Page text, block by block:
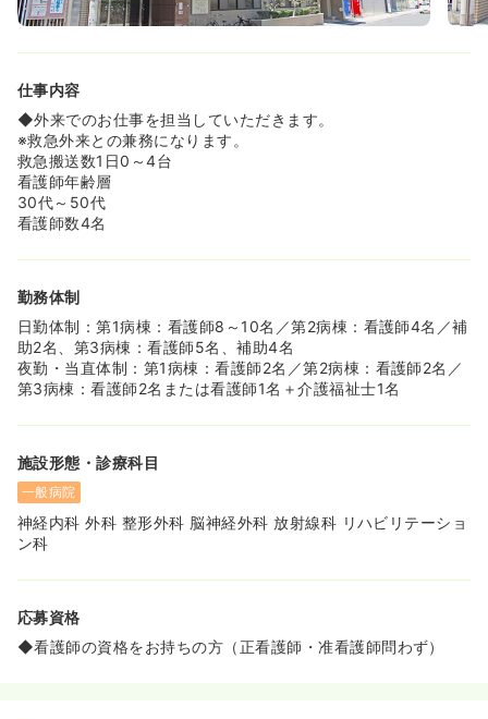
るような病院にしたいと考えている為、新卒・中途の教育
体制には特に力を入れています！
◆家族を入院させたいと思える病院にしたいとの想いも強
れたスタッフの方も多くおられます。
≪離職率が低く、スタッフ同士が協力し合う風土です♪≫
◆職場を活性化させるための「フィッシュ哲学（遊ぶ・態
度を選ぶ・注意を向ける・楽しませるといったマインドを
持って仕事に取り組む考え方）」を導入し、職員一人一人
がイキイキと働けるような環境作りに積極的です♪
どで早退やシフト交代も融通が利きやすい環境です！
られます。
仕事内容
◆外来でのお仕事を担当していただきます。
※救急外来との兼務になります。
救急搬送数1日0～4台
看護師年齢層
30代～50代
看護師数4名
勤務体制
日勤体制：第1病棟：看護師8～10名／第2病棟：看護師4名／補
助2名、第3病棟：看護師5名、補助4名
夜勤・当直体制：第1病棟：看護師2名／第2病棟：看護師2名／
第3病棟：看護師2名または看護師1名＋介護福祉士1名
施設形態・診療科目
一般病院
神経内科 外科 整形外科 脳神経外科 放射線科 リハビリテーショ
ン科
応募資格
◆看護師の資格をお持ちの方（正看護師・准看護師問わず）